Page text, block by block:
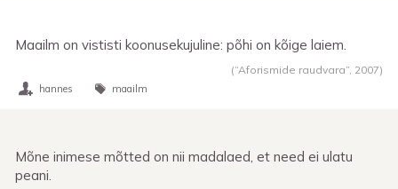
Maailm on vististi koonusekujuline: põhi on kõige laiem.
(“Aforismide raudvara”, 2007)
hannes maailm
Mõne inimese mõtted on nii madalaed, et need ei ulatu
peani.